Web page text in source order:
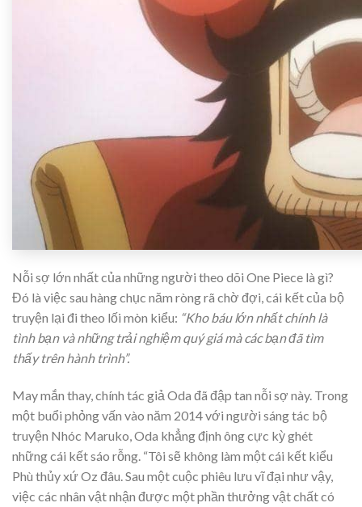
Nỗi sợ lớn nhất của những người theo dõi One Piece là gì?
Đó là việc sau hàng chục năm ròng rã chờ đợi, cái kết của bộ
truyện lại đi theo lối mòn kiểu: “Kho báu lớn nhất chính là
tình bạn và những trải nghiệm quý giá mà các bạn đã tìm
thấy trên hành trình”.
May mắn thay, chính tác giả Oda đã đập tan nỗi sợ này. Trong
một buổi phỏng vấn vào năm 2014 với người sáng tác bộ
truyện Nhóc Maruko, Oda khẳng định ông cực kỳ ghét
những cái kết sáo rỗng. “Tôi sẽ không làm một cái kết kiểu
Phù thủy xứ Oz đâu. Sau một cuộc phiêu lưu vĩ đại như vậy,
việc các nhân vật nhận được một phần thưởng vật chất có